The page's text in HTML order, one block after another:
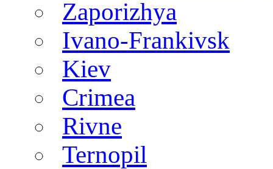
Zaporizhya
Ivano-Frankivsk
Kiev
Crimea
Rivne
Ternopil